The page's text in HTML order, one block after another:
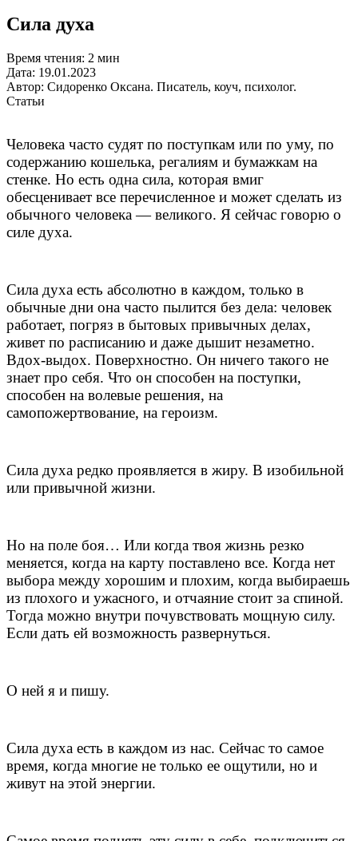
Сила духа
Время чтения: 2 мин
Дата: 19.01.2023
Автор: Сидоренко Оксана. Писатель, коуч, психолог.
Статьи
Человека часто судят по поступкам или по уму, по
содержанию кошелька, регалиям и бумажкам на
стенке. Но есть одна сила, которая вмиг
обесценивает все перечисленное и может сделать из
обычного человека — великого. Я сейчас говорю о
силе духа.
Сила духа есть абсолютно в каждом, только в
обычные дни она часто пылится без дела: человек
работает, погряз в бытовых привычных делах,
живет по расписанию и даже дышит незаметно.
Вдох-выдох. Поверхностно. Он ничего такого не
знает про себя. Что он способен на поступки,
способен на волевые решения, на
самопожертвование, на героизм.
Сила духа редко проявляется в жиру. В изобильной
или привычной жизни.
Но на поле боя… Или когда твоя жизнь резко
меняется, когда на карту поставлено все. Когда нет
выбора между хорошим и плохим, когда выбираешь
из плохого и ужасного, и отчаяние стоит за спиной.
Тогда можно внутри почувствовать мощную силу.
Если дать ей возможность развернуться.
О ней я и пишу.
Сила духа есть в каждом из нас. Сейчас то самое
время, когда многие не только ее ощутили, но и
живут на этой энергии.